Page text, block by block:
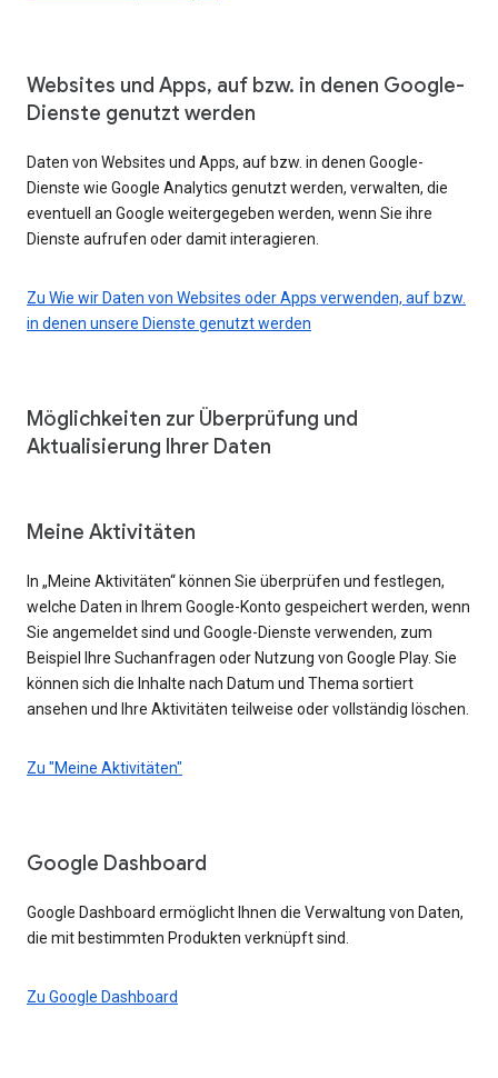
Websites und Apps, auf bzw. in denen Google-
Dienste genutzt werden
Daten von Websites und Apps, auf bzw. in denen Google-
Dienste wie Google Analytics genutzt werden, verwalten, die
eventuell an Google weitergegeben werden, wenn Sie ihre
Dienste aufrufen oder damit interagieren.
Zu Wie wir Daten von Websites oder Apps verwenden, auf bzw.
in denen unsere Dienste genutzt werden
Möglichkeiten zur Überprüfung und
Aktualisierung Ihrer Daten
Meine Aktivitäten
In „Meine Aktivitäten“ können Sie überprüfen und festlegen,
welche Daten in Ihrem Google-Konto gespeichert werden, wenn
Sie angemeldet sind und Google-Dienste verwenden, zum
Beispiel Ihre Suchanfragen oder Nutzung von Google Play. Sie
können sich die Inhalte nach Datum und Thema sortiert
ansehen und Ihre Aktivitäten teilweise oder vollständig löschen.
Zu "Meine Aktivitäten"
Google Dashboard
Google Dashboard ermöglicht Ihnen die Verwaltung von Daten,
die mit bestimmten Produkten verknüpft sind.
Zu Google Dashboard